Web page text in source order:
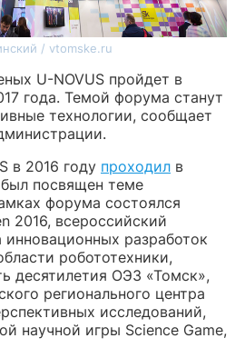
/ vtomske.ru
U-NOVUS пройдет в
года. Темой форума станут
технологии, сообщает
в 2016 году проходил в
посвящен теме
форума состоялся
2016, всероссийский
инновационных разработок
робототехники,
десятилетия ОЭЗ «Томск»,
регионального центра
исследований,
научной игры Science Game,